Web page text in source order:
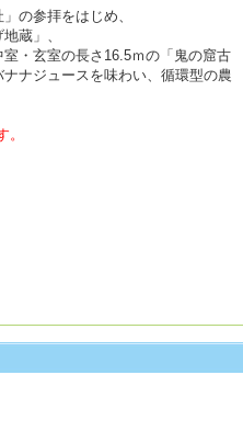
の参拝をはじめ、
蔵」、
・玄室の長さ16.5ｍの「鬼の窟古
ナジュースを味わい、循環型の農